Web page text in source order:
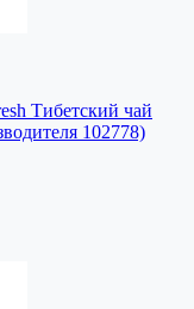
Тибетский чай
102778)